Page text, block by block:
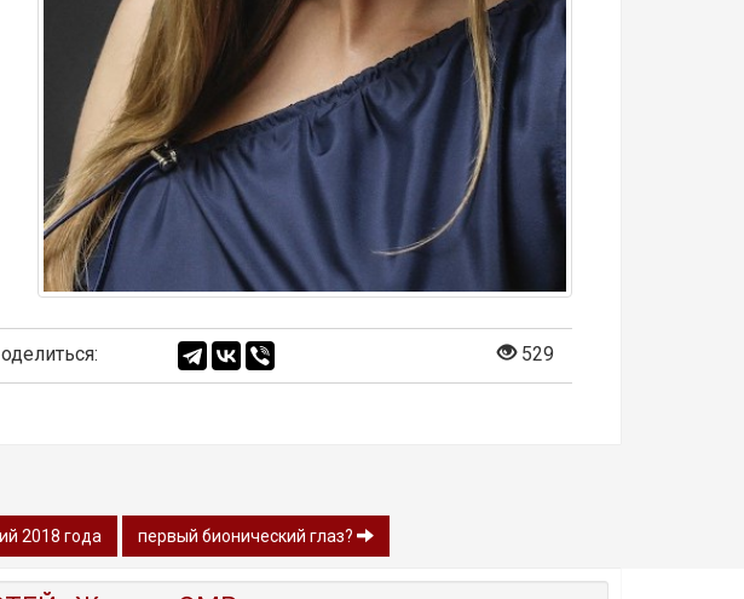
529
2018 года первый бионический глаз?